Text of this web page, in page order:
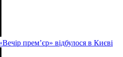
прем’єр» відбулося в Києві